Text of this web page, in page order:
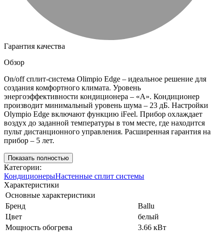
Гарантия качества
Обзор
On/off сплит-система Olimpio Edge – идеальное решение для
создания комфортного климата. Уровень
энергоэффективности кондиционера – «А». Кондиционер
производит минимальный уровень шума – 23 дБ. Настройки
Olympio Edge включают функцию iFeel. Прибор охлаждает
воздух до заданной температуры в том месте, где находится
пульт дистанционного управления. Расширенная гарантия на
прибор – 5 лет.
Показать полностью
Категории:
КондиционерыНастенные сплит системы
Характеристики
Основные характеристики
Бренд
Ballu
Цвет
белый
Мощность обогрева
3.66 кВт